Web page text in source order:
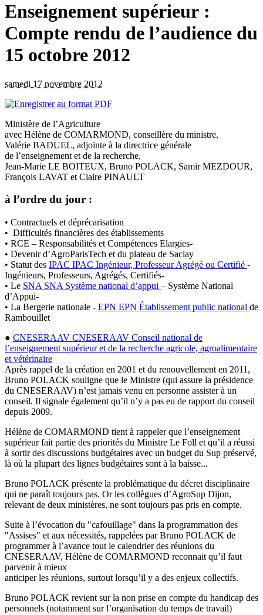
Enseignement supérieur :
Compte rendu de l’audience du
15 octobre 2012
samedi 17 novembre 2012
Ministère de l’Agriculture
avec Hélène de COMARMOND, conseillère du ministre,
Valérie BADUEL, adjointe à la directrice générale
de l’enseignement et de la recherche,
Jean-Marie LE BOITEUX, Bruno POLACK, Samir MEZDOUR,
François LAVAT et Claire PINAULT
à l’ordre du jour :
• Contractuels et déprécarisation
• Difficultés financières des établissements
• RCE – Responsabilités et Compétences Elargies-
• Devenir d’AgroParisTech et du plateau de Saclay
• Statut des IPAC IPAC Ingénieur, Professeur Agrégé ou Certifié -
Ingénieurs, Professeurs, Agrégés, Certifiés-
• Le SNA SNA Système national d’appui – Système National
d’Appui-
• La Bergerie nationale - EPN EPN Établissement public national de
Rambouillet
● CNESERAAV CNESERAAV Conseil national de
l’enseignement supérieur et de la recherche agricole, agroalimentaire
et vétérinaire
Après rappel de la création en 2001 et du renouvellement en 2011,
Bruno POLACK souligne que le Ministre (qui assure la présidence
du CNESERAAV) n’est jamais venu en personne assister à un
conseil. Il signale également qu’il n’y a pas eu de rapport du conseil
depuis 2009.
Hélène de COMARMOND tient à rappeler que l’enseignement
supérieur fait partie des priorités du Ministre Le Foll et qu’il a réussi
à sortir des discussions budgétaires avec un budget du Sup préservé,
là où la plupart des lignes budgétaires sont à la baisse...
Bruno POLACK présente la problématique du décret disciplinaire
qui ne paraît toujours pas. Or les collègues d’AgroSup Dijon,
relevant de deux ministères, ne sont toujours pas pris en compte.
Suite à l’évocation du "cafouillage" dans la programmation des
"Assises" et aux nécessités, rappelées par Bruno POLACK de
programmer à l’avance tout le calendrier des réunions du
CNESERAAV, Hélène de COMARMOND reconnait qu’il faut
parvenir à mieux
anticiper les réunions, surtout lorsqu’il y a des enjeux collectifs.
Bruno POLACK revient sur la non prise en compte du handicap des
personnels (notamment sur l’organisation du temps de travail)